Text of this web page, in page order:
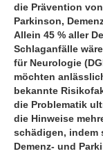
die Prävention
Parkinson,
Allein 45 % aller
Schlaganfälle
für Neurologie
möchten
bekannte
die Problematik
die Hinweise
schädigen, indem
Demenz- und